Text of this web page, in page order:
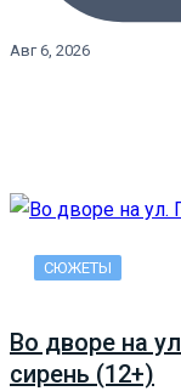
Авг 6, 2026
СЮЖЕТЫ
Во дворе на
сирень (12+)